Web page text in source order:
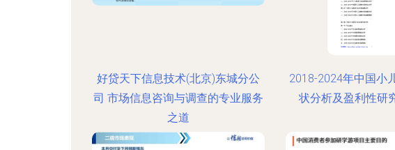
好贷天下信息技术(北京)东城分公
司 市场信息咨询与调查的专业服务
之道
2018-2024年中国小
状分析及盈利性研